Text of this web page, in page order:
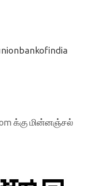
க்கு மின்னஞ்சல்